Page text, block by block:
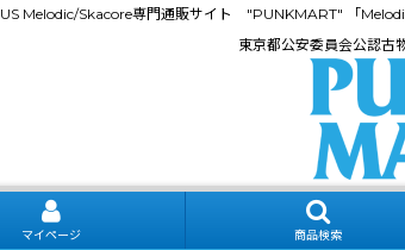
US Melodic/Skacore専門通販サイト "PUNKMART" 「
東京都公安委員会公認古
マイページ 商品検索